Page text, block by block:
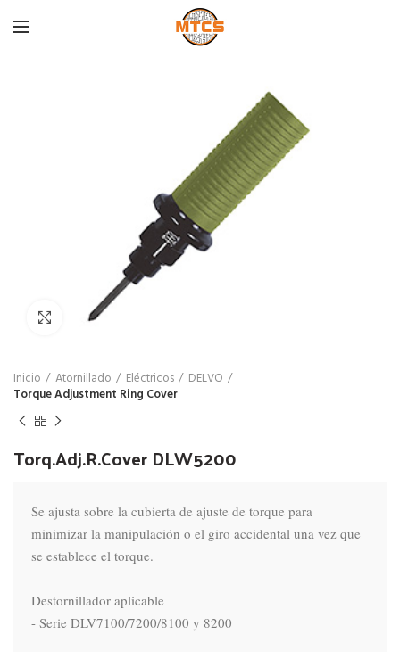
Click para agrandar
Inicio Atornillado Eléctricos
DELVO
Torque Adjustment Ring Cover
Torq.Adj.R.Cover DLW5200
Se ajusta sobre la cubierta de ajuste de torque para
minimizar la manipulación o el giro accidental una vez que
se establece el torque.
Destornillador aplicable
- Serie DLV7100/7200/8100 y 8200